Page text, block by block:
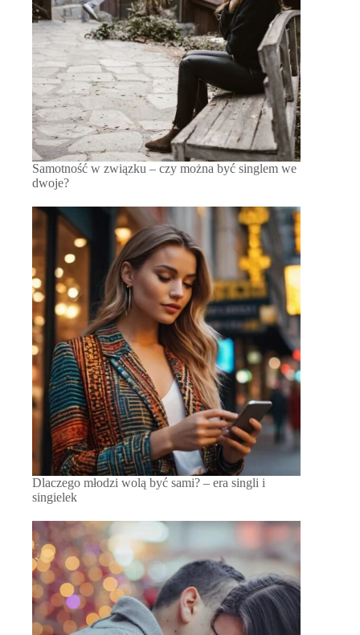
Samotność w związku – czy można być singlem we
dwoje?
Dlaczego młodzi wolą być sami? – era singli i
singielek